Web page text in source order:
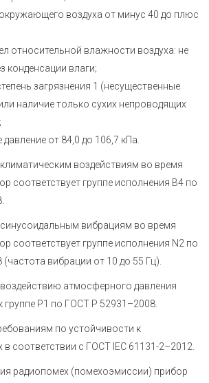
воздуха от минус 40 до плюс
относительной влажности воздуха: не
конденсации влаги;
загрязнения 1 (несущественные
наличие только сухих непроводящих
от 84,0 до 106,7 кПа.
воздействиям во время
соответствует группе исполнения В4 по
вибрациям во время
соответствует группе исполнения N2 по
вибрации от 10 до 55 Гц).
атмосферного давления
группе Р1 по ГОСТ Р 52931–2008.
по устойчивости к
соответствии с ГОСТ IEC 61131-2–2012.
радиопомех (помехоэмиссии) прибор